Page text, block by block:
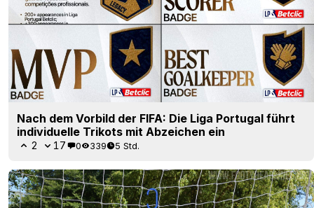
Nach dem Vorbild der FIFA: Die Liga Portugal führt
individuelle Trikots mit Abzeichen ein
2 17 0 339 5 Std.